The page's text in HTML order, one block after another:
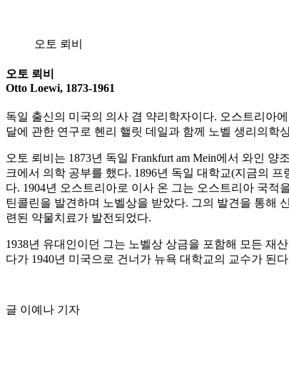
오토 뢰비
오토 뢰비
Otto Loewi, 1873-1961
독일 출신의 미국의 의사 겸 약리학자이다. 오스트리아
달에 관한 연구로 헨리 핼릿 데일과 함께 노벨 생리의학
오토 뢰비는 1873년 독일 Frankfurt am Mein에서 와인
크에서 의학 공부를 했다. 1896년 독일 대학교(지금의
다. 1904년 오스트리아로 이사 온 그는 오스트리아 국적
틴콜린을 발견하며 노벨상을 받았다. 그의 발견을 통해
련된 약물치료가 발전되었다.
1938년 유대인이던 그는 노벨상 상금을 포함해 모든 재
다가 1940년 미국으로 건너가 뉴욕 대학교의 교수가 된
글 이예나 기자